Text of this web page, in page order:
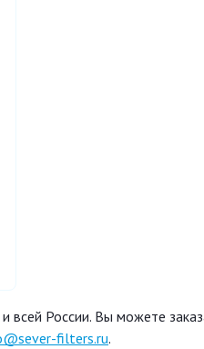
всей России. Вы можете
filters.ru.